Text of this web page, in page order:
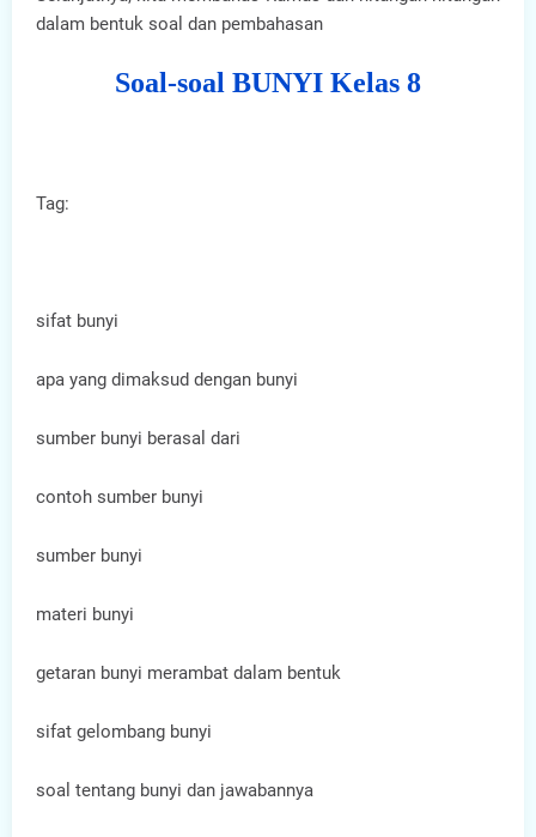
dalam bentuk soal dan pembahasan
Soal-soal BUNYI Kelas 8
Tag:
sifat bunyi
apa yang dimaksud dengan bunyi
sumber bunyi berasal dari
contoh sumber bunyi
sumber bunyi
materi bunyi
getaran bunyi merambat dalam bentuk
sifat gelombang bunyi
soal tentang bunyi dan jawabannya